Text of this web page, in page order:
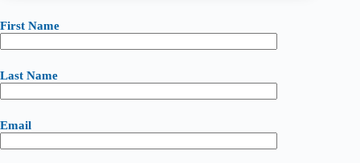
First Name
Last Name
Email